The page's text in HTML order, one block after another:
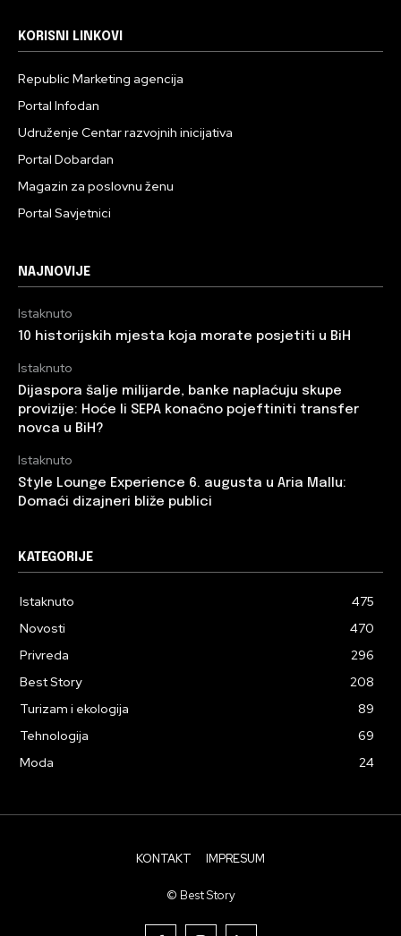
KORISNI LINKOVI
Republic Marketing agencija
Portal Infodan
Udruženje Centar razvojnih inicijativa
Portal Dobardan
Magazin za poslovnu ženu
Portal Savjetnici
NAJNOVIJE
Istaknuto
10 historijskih mjesta koja morate posjetiti u BiH
Istaknuto
Dijaspora šalje milijarde, banke naplaćuju skupe
provizije: Hoće li SEPA konačno pojeftiniti transfer
novca u BiH?
Istaknuto
Style Lounge Experience 6. augusta u Aria Mallu:
Domaći dizajneri bliže publici
KATEGORIJE
Istaknuto
475
Novosti
470
Privreda
296
Best Story
208
Turizam i ekologija
89
Tehnologija
69
Moda
24
KONTAKT IMPRESUM
© Best Story